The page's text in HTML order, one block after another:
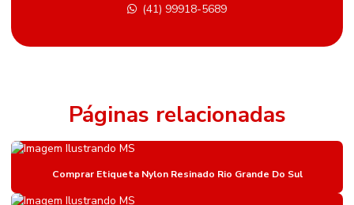
Distribuidor De Etiqueta Nylon Resinado Mato Grosso Do Sul
Etiqueta Adesiva Hotmelt
Etiqueta Adesiva Para Sementes E Adubos
Etiqueta De Gondola Amarela
(41) 99918-5689
Páginas relacionadas
Comprar Etiqueta Nylon Resinado Rio Grande Do Sul